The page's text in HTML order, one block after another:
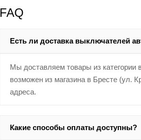
FAQ
Есть ли доставка выключателей
Мы доставляем товары из категории
возможен из магазина в Бресте (ул.
адреса.
Какие способы оплаты доступны?